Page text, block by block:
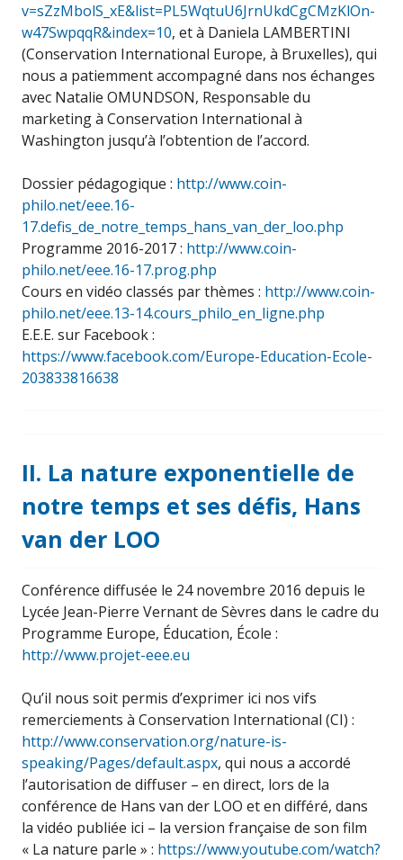
v=sZzMbolS_xE&list=PL5WqtuU6JrnUkdCgCMzKlOn-
w47SwpqqR&index=10, et à Daniela LAMBERTINI
(Conservation International Europe, à Bruxelles), qui
nous a patiemment accompagné dans nos échanges
avec Natalie OMUNDSON, Responsable du
marketing à Conservation International à
Washington jusqu’à l’obtention de l’accord.
Dossier pédagogique : http://www.coin-
philo.net/eee.16-
17.defis_de_notre_temps_hans_van_der_loo.php
Programme 2016-2017 : http://www.coin-
philo.net/eee.16-17.prog.php
Cours en vidéo classés par thèmes : http://www.coin-
philo.net/eee.13-14.cours_philo_en_ligne.php
E.E.E. sur Facebook :
https://www.facebook.com/Europe-Education-Ecole-
203833816638
II. La nature exponentielle de
notre temps et ses défis, Hans
van der LOO
Conférence diffusée le 24 novembre 2016 depuis le
Lycée Jean-Pierre Vernant de Sèvres dans le cadre du
Programme Europe, Éducation, École :
http://www.projet-eee.eu
Qu’il nous soit permis d’exprimer ici nos vifs
remerciements à Conservation International (CI) :
http://www.conservation.org/nature-is-
speaking/Pages/default.aspx, qui nous a accordé
l’autorisation de diffuser – en direct, lors de la
conférence de Hans van der LOO et en différé, dans
la vidéo publiée ici – la version française de son film
« La nature parle » : https://www.youtube.com/watch?